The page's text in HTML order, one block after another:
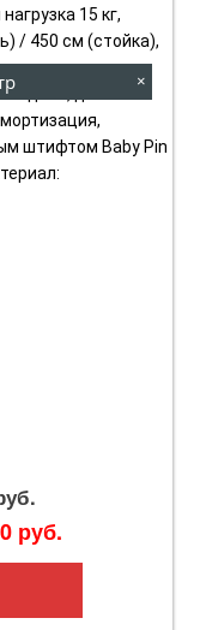
15 кг,
/ 450 см (стойка),
длина
штифтом Baby Pin
руб.
×